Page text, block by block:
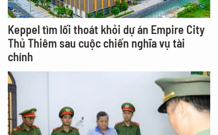
Keppel tìm lối thoát khỏi dự án Empire City
Thủ Thiêm sau cuộc chiến nghĩa vụ tài
chính